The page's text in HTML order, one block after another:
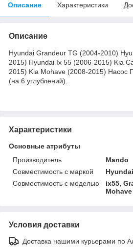
Описание Характеристики
Описание
Hyundai Grandeur TG (2004-2010)
2015) Hyundai Ix 55 (2006-2015) Kia
2015) Kia Mohave (2008-2015) Насос
(на 6 углублений).
Характеристики
Основные атрибуты
Производитель
Mando
Совместимость с маркой
Совместимость с моделью
ix55,
Mohave
Условия доставки
Доставка нашими курьерами по